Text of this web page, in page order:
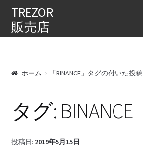
TREZOR
販売店
ホーム 「BINANCE」タグの付いた投稿
タグ: BINANCE
投稿日: 2019年5月15日